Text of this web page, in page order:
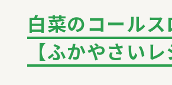
白菜のコールス
【ふかやさいレ